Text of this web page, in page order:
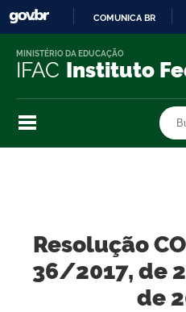
O
COMUNICA BR
IFAC Instituto
MINISTÉRIO DA EDUCAÇÃO
Resolução
36/2017, de
de